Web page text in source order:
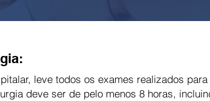
leve todos os exames realizados
deve ser de pelo menos 8 horas,